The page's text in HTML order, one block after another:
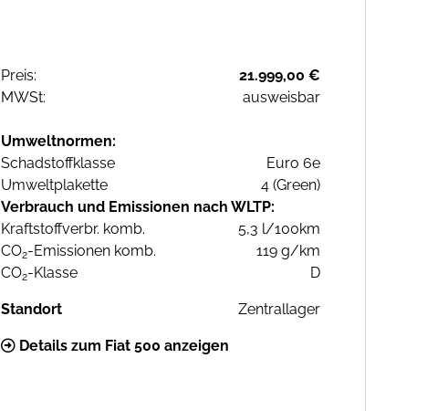
Preis:
21.999,00 €
MWSt:
ausweisbar
Umweltnormen:
Schadstoffklasse
Euro 6e
Umweltplakette
4 (Green)
Verbrauch und Emissionen nach WLTP:
Kraftstoffverbr. komb.
5,3 l/100km
CO2-Emissionen komb.
119 g/km
CO2-Klasse D
Standort Zentrallager
Details zum Fiat 500 anzeigen